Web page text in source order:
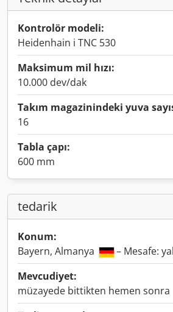
Kontrolör modeli:
Heidenhain i TNC 530
Maksimum mil hızı:
10.000 dev/dak
Takım magazinindeki yuva
16
Tabla çapı:
600 mm
tedarik
Konum:
Bayern, Almanya
– Mesafe:
Mevcudiyet:
müzayede bittikten hemen sonra